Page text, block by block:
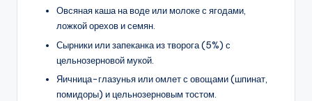
Овсяная каша на воде или молоке с ягодами,
ложкой орехов и семян.
Сырники или запеканка из творога (5%) с
цельнозерновой мукой.
Яичница-глазунья или омлет с овощами (шпинат,
помидоры) и цельнозерновым тостом.